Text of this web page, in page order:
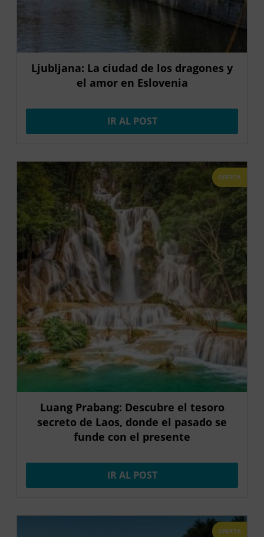
Ljubljana: La ciudad de los dragones y
el amor en Eslovenia
IR AL POST
OFERTA
Luang Prabang: Descubre el tesoro
secreto de Laos, donde el pasado se
funde con el presente
IR AL POST
OFERTA